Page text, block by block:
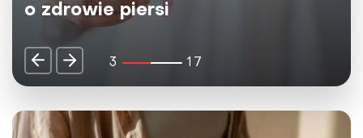
ciała
4 17